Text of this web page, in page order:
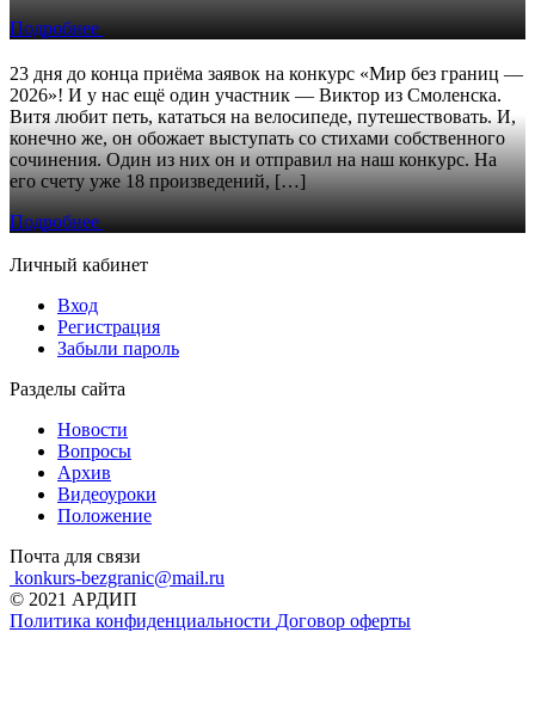
Подробнее
23 дня до конца приёма заявок на конкурс «Мир без границ —
2026»! И у нас ещё один участник — Виктор из Смоленска.
Витя любит петь, кататься на велосипеде, путешествовать. И,
конечно же, он обожает выступать со стихами собственного
сочинения. Один из них он и отправил на наш конкурс. На
его счету уже 18 произведений, […]
Подробнее
Личный кабинет
Вход
Регистрация
Забыли пароль
Разделы сайта
Новости
Вопросы
Архив
Видеоуроки
Положение
Почта для связи
konkurs-bezgranic@mail.ru
© 2021 АРДИП
Политика конфиденциальности Договор оферты